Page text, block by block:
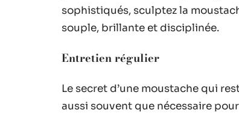
sophistiqués, sculptez la
souple, brillante et disciplinée.
Entretien régulier
Le secret d’une moustache qui
aussi souvent que nécessaire